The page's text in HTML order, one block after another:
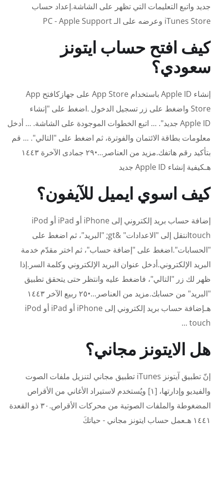
جديد واتبع التعليمات التي تظهر على الشاشة.إعداد حساب
iTunes Store وعرضه على الـ PC - Apple Support
كيف افتح حساب ايتونز
سعودي؟
إنشاء Apple ID باستخدام App Store على جهازكافتح App
Store واضغط على زر تسجيل الدخول .اضغط على "إنشاء
Apple ID جديد". ... اتبع الخطوات الموجودة على الشاشة. ... أدخل
معلومات بطاقة الائتمان والفوترة، ثم اضغط على "التالي". ... قم
بتأكيد رقم هاتفك.مزيد من العناصر...•٢٩ جمادى الآخرة ١٤٤٣
هـكيفية إنشاء Apple ID جديد
كيف اسوي ايميل للآيفون؟
إضافة حساب بريد إلكتروني إلى iPhone أو iPad أو iPod
touchانتقل إلى "الاعدادات" &gt; "البريد"، ثم اضغط على
"الحسابات".اضغط على "إضافة حساب"، ثم اختر مقدّم خدمة
البريد الإلكتروني.أدخل عنوان البريد الإلكتروني وكلمة السر.إذا
ظهر لك زر "التالي"، فاضغط عليه وانتظر حتى يتحقق تطبيق
"البريد" من حسابك.مزيد من العناصر...•٢٥ ربيع الآخر ١٤٤٣
هـإضافة حساب بريد إلكتروني إلى iPhone أو iPad أو iPod
touch ...
هل الايتونز مجاني؟
إنّ تطبيق آيتونز iTunes تطبيق مجاني لتنزيل ملفات الصوت
والفيديو وإدارتها، [١] ويُستخدم لاستيراد الأغاني من الأقراص
المضغوطة والملفات الصوتية من محركات الأقراص.٣٠ ذو القعدة
١٤٤١ هـعمل حساب ايتونز مجاني - حياتكَ